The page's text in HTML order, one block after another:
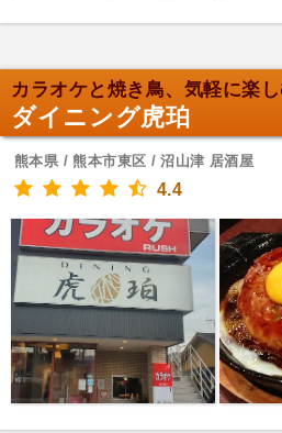
カラオケと焼き鳥、気軽に楽し
ダイニング虎珀
熊本県 / 熊本市東区 / 沼山津 居酒屋
4.4